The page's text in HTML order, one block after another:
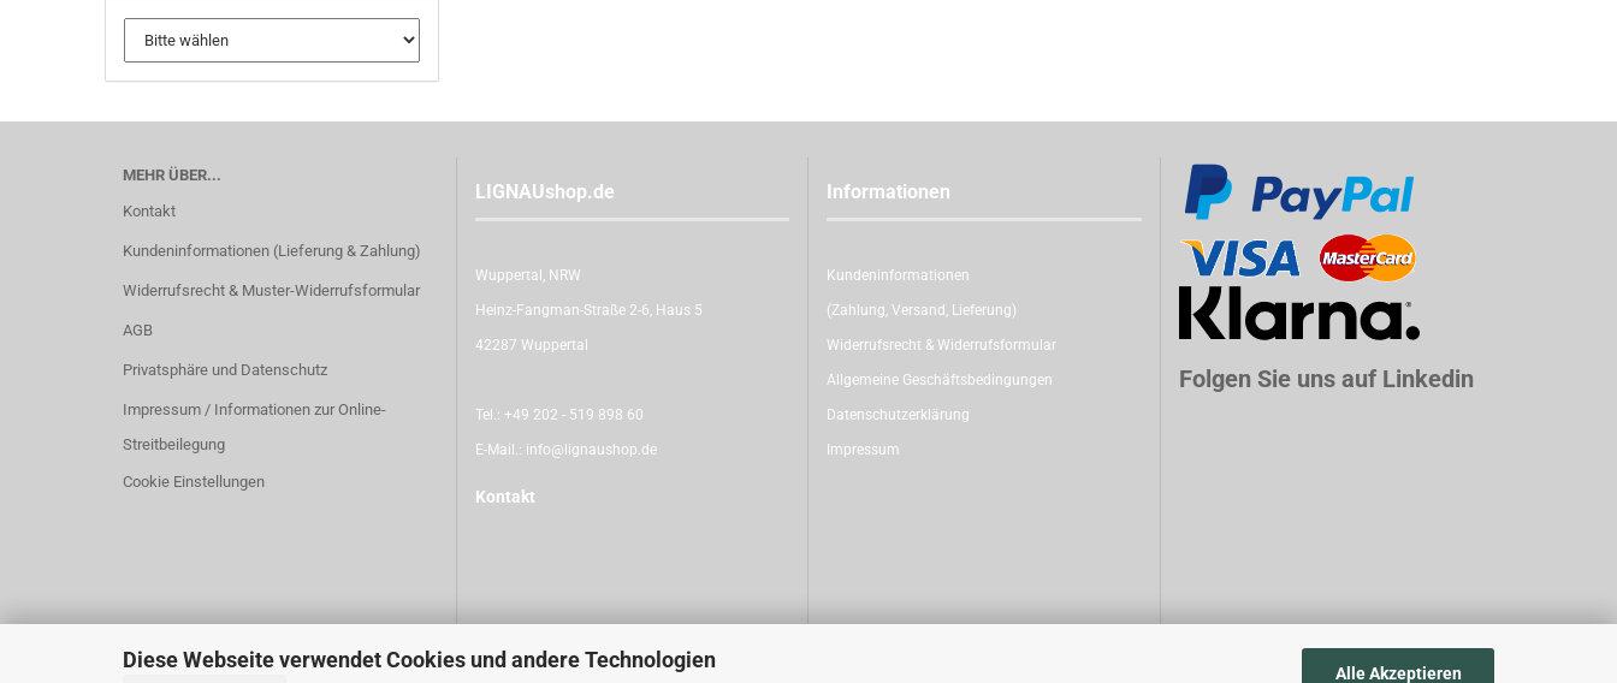
Diese Webseite verwendet Cookies und andere Technologien
Alle Akzeptieren
MEHR ÜBER...
Kontakt
Kundeninformationen (Lieferung & Zahlung)
Widerrufsrecht & Muster-Widerrufsformular
AGB
Privatsphäre und Datenschutz
Impressum / Informationen zur Online-
Streitbeilegung
Cookie Einstellungen
LIGNAUshop.de
Wuppertal, NRW
Heinz-Fangman-Straße 2-6, Haus 5
42287 Wuppertal
Tel.: +49 202 - 519 898 60
E-Mail.: info@lignaushop.de
Kontakt
Informationen
Kundeninformationen
(Zahlung, Versand, Lieferung)
Widerrufsrecht & Widerrufsformular
Allgemeine Geschäftsbedingungen
Datenschutzerklärung
Impressum
Folgen Sie uns auf Linkedin